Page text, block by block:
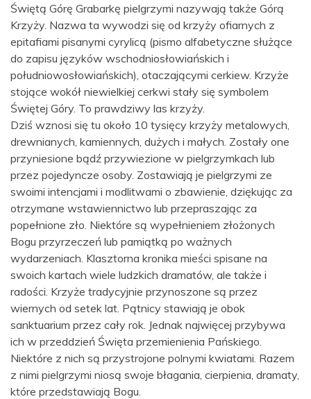
Świętą Górę Grabarkę pielgrzymi nazywają także Górą
Krzyży. Nazwa ta wywodzi się od krzyży ofiarnych z
epitafiami pisanymi cyrylicą (pismo alfabetyczne służące
do zapisu języków wschodniosłowiańskich i
południowosłowiańskich), otaczającymi cerkiew. Krzyże
stojące wokół niewielkiej cerkwi stały się symbolem
Świętej Góry. To prawdziwy las krzyży.
Dziś wznosi się tu około 10 tysięcy krzyży metalowych,
drewnianych, kamiennych, dużych i małych. Zostały one
przyniesione bądź przywiezione w pielgrzymkach lub
przez pojedyncze osoby. Zostawiają je pielgrzymi ze
swoimi intencjami i modlitwami o zbawienie, dziękując za
otrzymane wstawiennictwo lub przepraszając za
popełnione zło. Niektóre są wypełnieniem złożonych
Bogu przyrzeczeń lub pamiątką po ważnych
wydarzeniach. Klasztorna kronika mieści spisane na
swoich kartach wiele ludzkich dramatów, ale także i
radości. Krzyże tradycyjnie przynoszone są przez
wiernych od setek lat. Pątnicy stawiają je obok
sanktuarium przez cały rok. Jednak najwięcej przybywa
ich w przeddzień Święta przemienienia Pańskiego.
Niektóre z nich są przystrojone polnymi kwiatami. Razem
z nimi pielgrzymi niosą swoje błagania, cierpienia, dramaty,
które przedstawiają Bogu.